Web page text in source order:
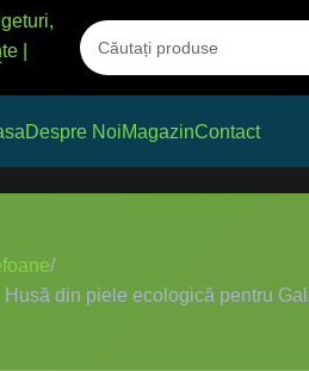
Despre NoiMagazinContact
din piele ecologică pentru